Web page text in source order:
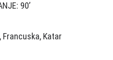
90’
Francuska, Katar